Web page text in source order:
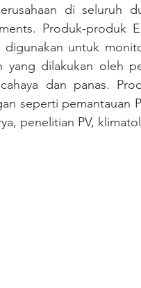
di seluruh
Produk-produk
digunakan untuk
yang dilakukan oleh
dan panas.
seperti pemantauan
penelitian PV,